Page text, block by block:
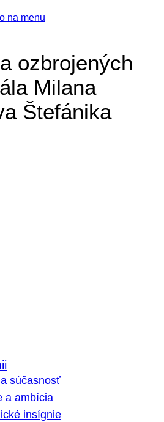
na menu
ozbrojených
Milana
Štefánika
súčasnosť
a ambícia
insígnie